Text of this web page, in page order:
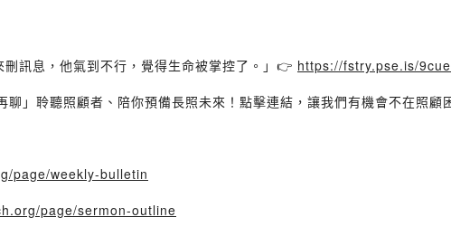
訊息，他氣到不行，覺得生命被掌控了。」👉 https://fstry.pse.is/
」聆聽照顧者、陪你預備長照未來！點擊連結，讓我們有機會不在照顧
page/weekly-bulletin
page/sermon-outline